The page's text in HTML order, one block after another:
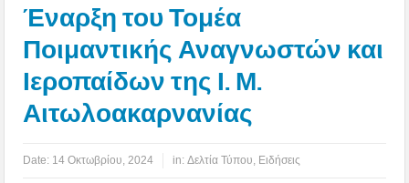
Έναρξη του Τομέα
Ποιμαντικής Αναγνωστών και
Ιεροπαίδων της Ι. Μ.
Αιτωλοακαρνανίας
Date: 14 Οκτωβρίου, 2024 in:Δελτία Τύπου Ειδήσεις